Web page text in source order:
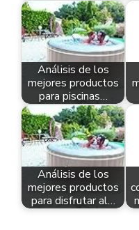
Análisis de los
mejores productos
para piscinas…
Análisis de los
mejores productos
para disfrutar al…